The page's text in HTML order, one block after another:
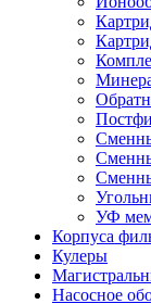
УФ
Корпуса
Кулеры
Насосное